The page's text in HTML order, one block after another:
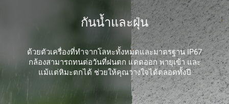
กันน้ำและฝุ่น
ด้วยตัวเครื่องที่ทำจากโลหะทั้งหมดและมาตรฐาน IP67
กล้องสามารถทนต่อวันที่ฝนตก แดดออก พายุเข้า และ
แม้แต่หิมะตกได้ ช่วยให้คุณวางใจได้ตลอดทั้งปี